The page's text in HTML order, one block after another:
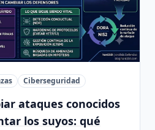
Ciberseguridad
ataques conocidos
los suyos: qué